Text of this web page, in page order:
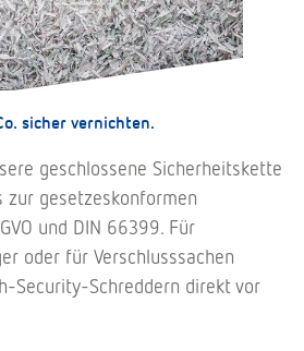
sicher vernichten.
geschlossene Sicherheitskette
zur gesetzeskonformen
und DIN 66399. Für
oder für Verschlusssachen
Security-Schreddern direkt vor